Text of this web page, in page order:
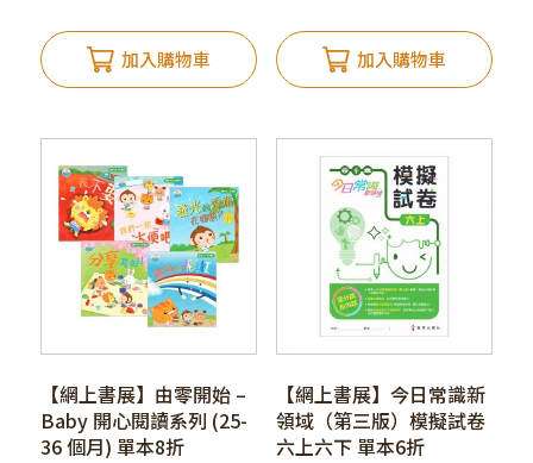
加入購物車 加入購物車
【網上書展】由零開始 –
Baby 開心閱讀系列 (25-
36 個月) 單本8折
【網上書展】今日常識新
領域（第三版）模擬試卷
六上六下 單本6折